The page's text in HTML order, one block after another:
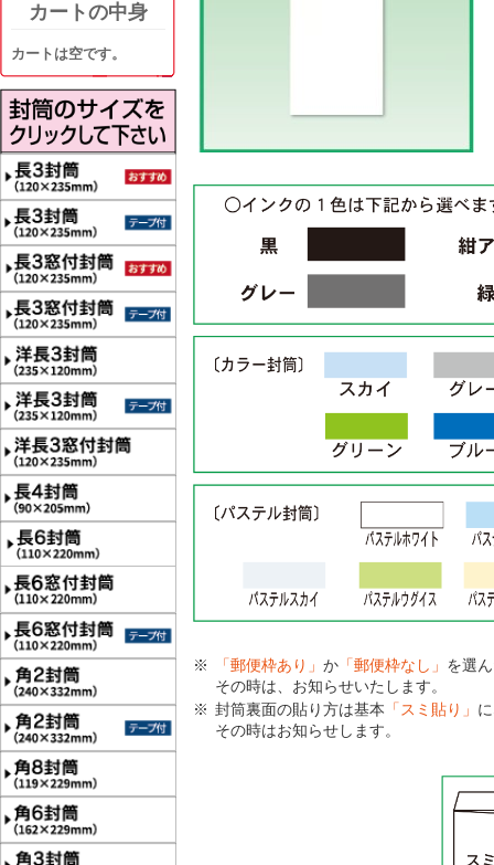
カートの中身
カートは空です。
「郵便枠あり」 か 「郵便枠なし」 を選
その時は、お知らせいたします。
封筒裏面の貼り方は基本 「スミ貼り」
その時はお知らせします。